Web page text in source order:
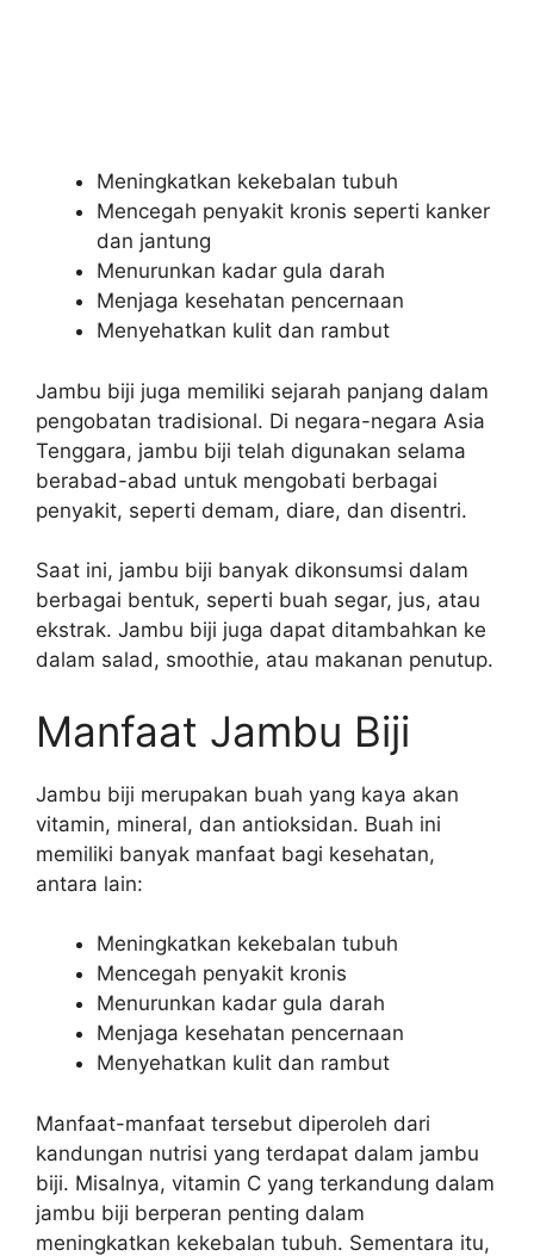
Meningkatkan kekebalan tubuh
Mencegah penyakit kronis seperti kanker
dan jantung
Menurunkan kadar gula darah
Menjaga kesehatan pencernaan
Menyehatkan kulit dan rambut
Jambu biji juga memiliki sejarah panjang dalam
pengobatan tradisional. Di negara-negara Asia
Tenggara, jambu biji telah digunakan selama
berabad-abad untuk mengobati berbagai
penyakit, seperti demam, diare, dan disentri.
Saat ini, jambu biji banyak dikonsumsi dalam
berbagai bentuk, seperti buah segar, jus, atau
ekstrak. Jambu biji juga dapat ditambahkan ke
dalam salad, smoothie, atau makanan penutup.
Manfaat Jambu Biji
Jambu biji merupakan buah yang kaya akan
vitamin, mineral, dan antioksidan. Buah ini
memiliki banyak manfaat bagi kesehatan,
antara lain:
Meningkatkan kekebalan tubuh
Mencegah penyakit kronis
Menurunkan kadar gula darah
Menjaga kesehatan pencernaan
Menyehatkan kulit dan rambut
Manfaat-manfaat tersebut diperoleh dari
kandungan nutrisi yang terdapat dalam jambu
biji. Misalnya, vitamin C yang terkandung dalam
jambu biji berperan penting dalam
meningkatkan kekebalan tubuh. Sementara itu,